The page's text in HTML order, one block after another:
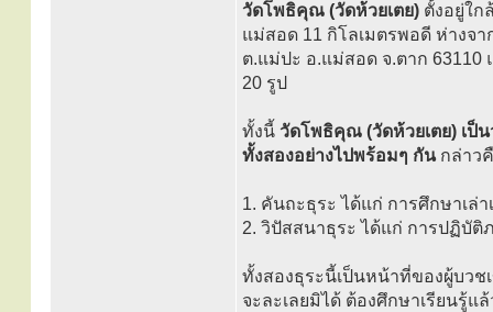
วัดโพธิคุณ (วัดห้วยเตย) ตั้งอยู่ใก
แม่สอด 11 กิโลเมตรพอดี ห่างจ
ต.แม่ปะ อ.แม่สอด จ.ตาก
20 รูป
ทั้งนี้ วัดโพธิคุณ (วัดห้วยเตย) เป็
ทั้งสองอย่างไปพร้อมๆ กันกล่าว
1. คันถะธุระ ได้แก่ การศึกษาเล่
2. วิปัสสนาธุระ ได้แก่ การปฏิบั
ทั้งสองธุระนี้เป็นหน้าที่ของผู้บว
จะละเลยมิได้ ต้องศึกษาเรียนรู้